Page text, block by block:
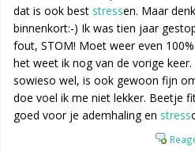
dat is ook best stressen. Maar
binnenkort:-) Ik was tien jaar
fout, STOM! Moet weer even
het weet ik nog van de vorige
sowieso wel, is ook gewoon fijn
doe voel ik me niet lekker. Beetje
goed voor je ademhaling en stress